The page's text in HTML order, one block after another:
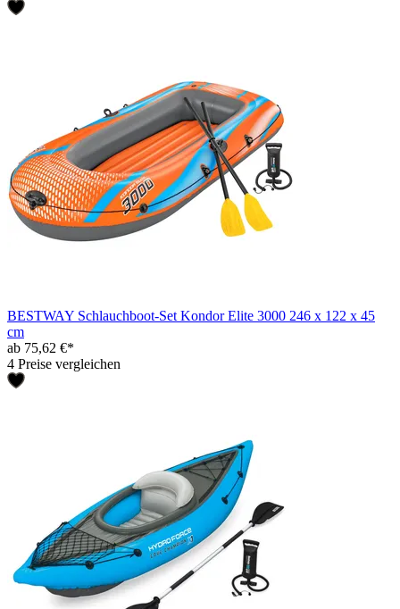
BESTWAY Schlauchboot-Set Kondor Elite 3000 246 x 122 x 45
cm
ab 75,62 €*
4 Preise vergleichen